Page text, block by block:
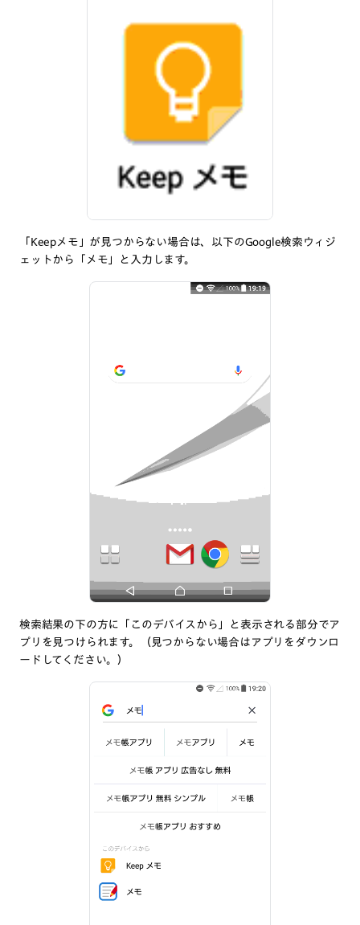
「Keepメモ」が見つからない場合は、以下のGoogle検索ウィジ
ェットから「メモ」と入力します。
検索結果の下の方に「このデバイスから」と表示される部分でア
プリを見つけられます。（見つからない場合はアプリをダウンロ
ードしてください。）